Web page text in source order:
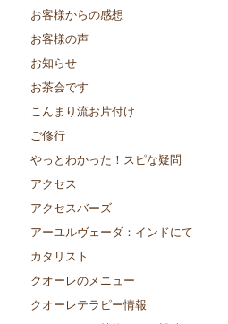
お客様からの感想
お客様の声
お知らせ
お茶会です
こんまり流お片付け
ご修行
やっとわかった！スピな疑問
アクセス
アクセスバーズ
アーユルヴェーダ：インドにて
カタリスト
クオーレのメニュー
クオーレテラピー情報